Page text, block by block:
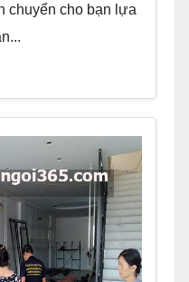
chuyển cho bạn lựa